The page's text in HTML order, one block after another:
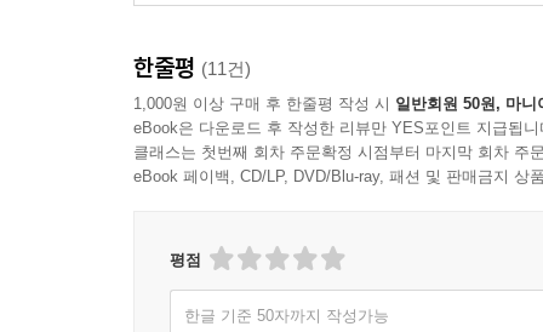
한줄평 (11건)
1,000원 이상 구매 후 한줄평 작성 시 일반회원 50원, 마니
eBook은 다운로드 후 작성한 리뷰만 YES포인트 지급됩니
클래스는 첫번째 회차 주문확정 시점부터 마지막 회차 주
eBook 페이백, CD/LP, DVD/Blu-ray, 패션 및 판매금지 상
평점
한글 기준 50자까지 작성가능